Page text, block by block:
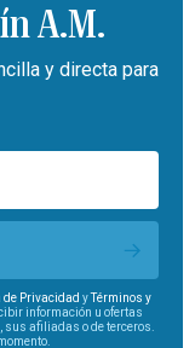
A.M.
y directa para
de Privacidad yTérminos y
información u ofertas
sus afiliadas o de terceros.